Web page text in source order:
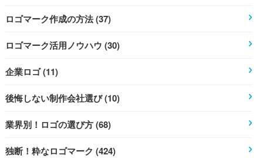
ロゴマーク作成の方法 (37)
ロゴマーク活用ノウハウ (30)
企業ロゴ (11)
後悔しない制作会社選び (10)
業界別！ロゴの選び方 (68)
独断！粋なロゴマーク (424)